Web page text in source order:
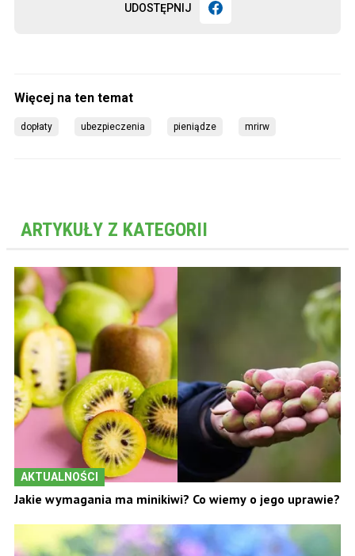
UDOSTĘPNIJ
dopłaty ubezpieczenia pieniądze mrirw
ARTYKUŁY Z KATEGORII
AKTUALNOŚCI
Jakie wymagania ma minikiwi? Co wiemy o jego uprawie?